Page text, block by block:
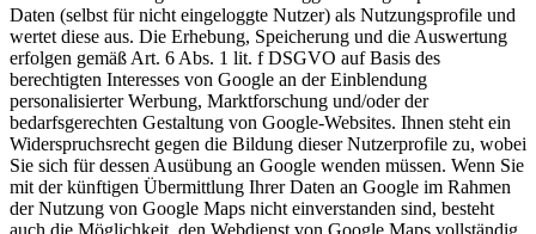
Daten (selbst für nicht eingeloggte Nutzer) als Nutzungsprofile und
wertet diese aus. Die Erhebung, Speicherung und die Auswertung
erfolgen gemäß Art. 6 Abs. 1 lit. f DSGVO auf Basis des
berechtigten Interesses von Google an der Einblendung
personalisierter Werbung, Marktforschung und/oder der
bedarfsgerechten Gestaltung von Google-Websites. Ihnen steht ein
Widerspruchsrecht gegen die Bildung dieser Nutzerprofile zu, wobei
Sie sich für dessen Ausübung an Google wenden müssen. Wenn Sie
mit der künftigen Übermittlung Ihrer Daten an Google im Rahmen
der Nutzung von Google Maps nicht einverstanden sind, besteht
auch die Möglichkeit, den Webdienst von Google Maps vollständig